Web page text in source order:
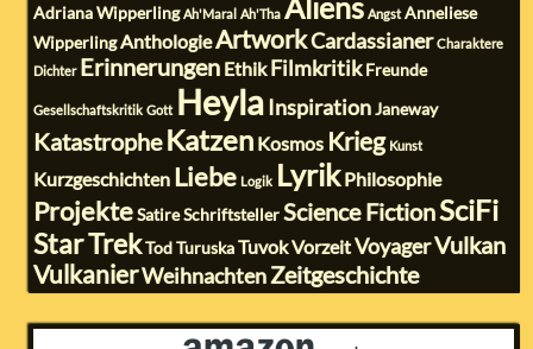
Adriana Wipperling Ah'Maral Ah'Tha Aliens Angst Anneliese
WipperlingAnthologieArtworkCardassianer Charaktere
Dichter Erinnerungen EthikFilmkritik Freunde
Gesellschaftskritik Gott HeylaInspiration Janeway
Katastrophe Katzen Kosmos Krieg Kunst
Kurzgeschichten Liebe Logik LyrikPhilosophie
Projekte SatireSchriftsteller Science FictionSciFi
Star TrekTod Turuska TuvokVorzeitVoyagerVulkan
VulkanierWeihnachtenZeitgeschichte